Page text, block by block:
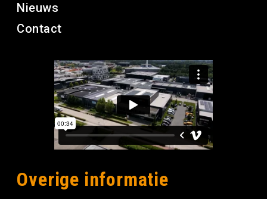
Nieuws
Contact
Overige informatie